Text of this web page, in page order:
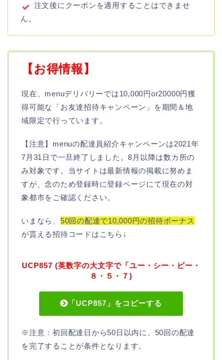
注文後にクーポンを適用することはできませ
ん。
【お得情報】
現在、menuデリバリーでは10,000円or20000円獲
得可能な「お友達招待キャンペーン」を期間＆地
域限定で行っています。
【注意】menuの配達員紹介キャンペーンは2021年
7月31日で一旦終了しました。8月以降は数カ所の
み対象です。当サイトは最新情報の掲載に努めま
すが、念のため登録時に登録ページにて現在の対
象都市をご確認ください。
いまなら、 50回の配達で10,000円の招待ボーナス
が貰える招待コードはこちら↓
UCP857 (英数字の大文字で「ユー・シー・ピー・
８・５・７)
「UCP857」をコピーする
※注意：初回配達日から50日以内に、50回の配達
を完了することが条件となります。